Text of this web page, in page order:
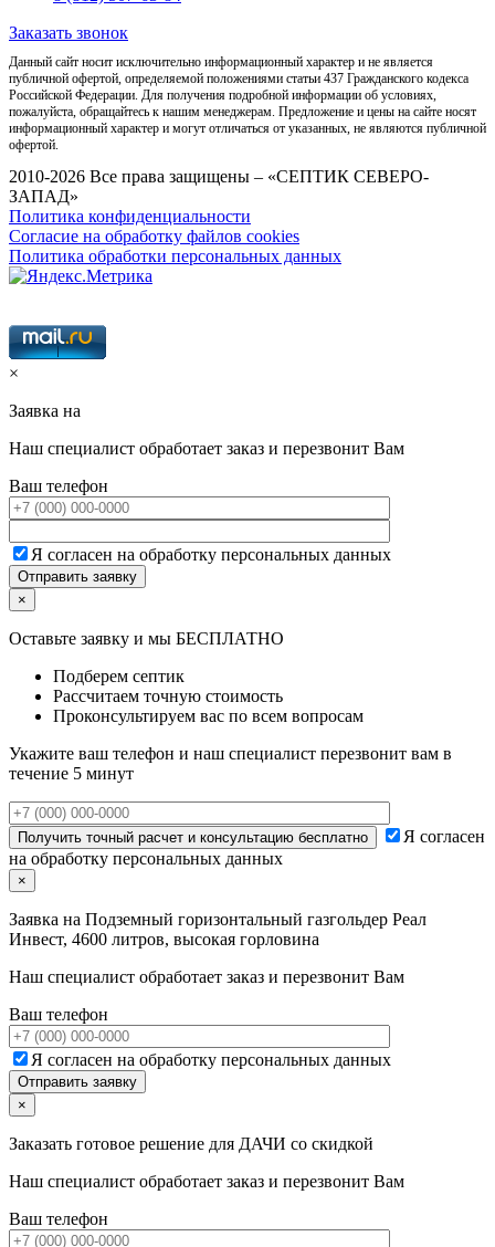
Заказать звонок
Данный сайт носит исключительно информационный характер и не является
публичной офертой, определяемой положениями статьи 437 Гражданского кодекса
Российской Федерации. Для получения подробной информации об условиях,
пожалуйста, обращайтесь к нашим менеджерам. Предложение и цены на сайте носят
информационный характер и могут отличаться от указанных, не являются публичной
офертой.
2010-2026 Все права защищены – «СЕПТИК СЕВЕРО-
ЗАПАД»
Политика конфиденциальности
Согласие на обработку файлов cookies
Политика обработки персональных данных
×
Заявка на
Наш специалист обработает заказ и перезвонит Вам
Ваш телефон
Я согласен на обработку персональных данных
×
Оставьте заявку и мы БЕСПЛАТНО
Подберем септик
Рассчитаем точную стоимость
Проконсультируем вас по всем вопросам
Укажите ваш телефон и наш специалист перезвонит вам в
течение 5 минут
Я согласен
на обработку персональных данных
×
Заявка на Подземный горизонтальный газгольдер Реал
Инвест, 4600 литров, высокая горловина
Наш специалист обработает заказ и перезвонит Вам
Ваш телефон
Я согласен на обработку персональных данных
×
Заказать готовое решение для ДАЧИ со скидкой
Наш специалист обработает заказ и перезвонит Вам
Ваш телефон